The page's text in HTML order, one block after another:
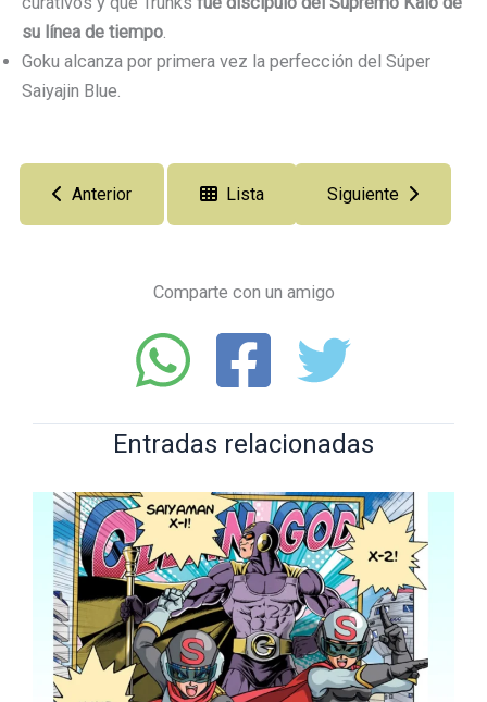
su línea de tiempo.
Goku alcanza por primera vez la perfección del Súper
Saiyajin Blue.
Anterior Lista Siguiente
Comparte con un amigo
Entradas relacionadas